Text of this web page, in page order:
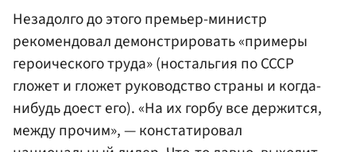
Незадолго до этого премьер-министр
рекомендовал демонстрировать «примеры
героического труда» (ностальгия по СССР
гложет и гложет руководство страны и когда-
нибудь доест его). «На их горбу все держится,
между прочим», — констатировал